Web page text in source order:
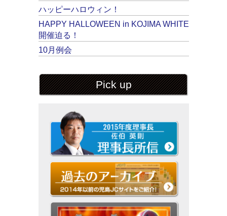
ハッピーハロウィン！
HAPPY HALLOWEEN in KOJIMA WHITE
開催迫る！
10月例会
Pick up